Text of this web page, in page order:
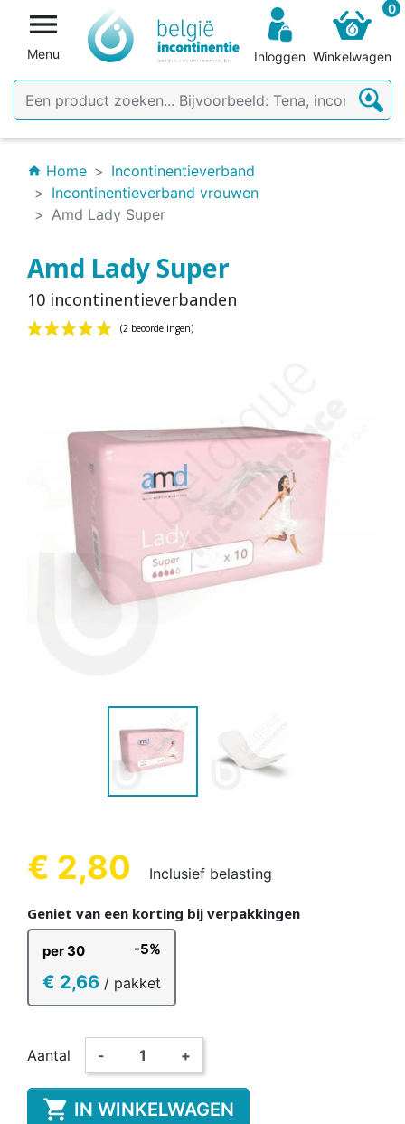

Menu Inloggen
0
Winkelwagen
home Home
Incontinentieverband
Incontinentieverband vrouwen
Amd Lady Super
Amd Lady Super
10 incontinentieverbanden
€ 2,80 Inclusief belasting
Geniet van een korting bij verpakkingen
per 30 -5%
€ 2,66 / pakket
Aantal - +
 IN WINKELWAGEN